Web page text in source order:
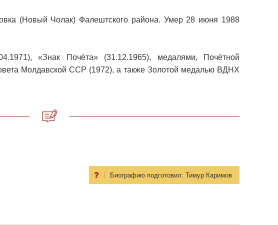
(Новый Чолак) Фалештского района. Умер 28 июня 1988
«Знак Почёта» (31.12.1965), медалями, Почётной
Молдавской ССР (1972), а также Золотой медалью ВДНХ
Биографию подготовил: Тимур Каримов